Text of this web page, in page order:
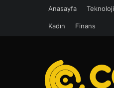
Anasayfa Teknoloji
Kadın Finans